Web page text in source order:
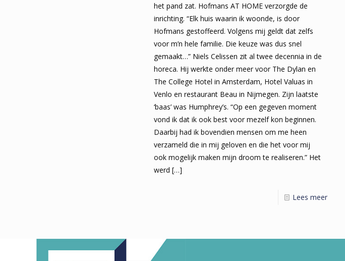
het pand zat. Hofmans AT HOME verzorgde de
inrichting. “Elk huis waarin ik woonde, is door
Hofmans gestoffeerd. Volgens mij geldt dat zelfs
voor m’n hele familie. Die keuze was dus snel
gemaakt…” Niels Celissen zit al twee decennia in de
horeca. Hij werkte onder meer voor The Dylan en
The College Hotel in Amsterdam, Hotel Valuas in
Venlo en restaurant Beau in Nijmegen. Zijn laatste
‘baas’ was Humphrey’s. “Op een gegeven moment
vond ik dat ik ook best voor mezelf kon beginnen.
Daarbij had ik bovendien mensen om me heen
verzameld die in mij geloven en die het voor mij
ook mogelijk maken mijn droom te realiseren.” Het
werd […]
Lees meer